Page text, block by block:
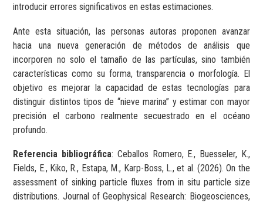
introducir errores significativos en estas estimaciones.
Ante esta situación, las personas autoras proponen avanzar
hacia una nueva generación de métodos de análisis que
incorporen no solo el tamaño de las partículas, sino también
características como su forma, transparencia o morfología. El
objetivo es mejorar la capacidad de estas tecnologías para
distinguir distintos tipos de “nieve marina” y estimar con mayor
precisión el carbono realmente secuestrado en el océano
profundo.
Referencia bibliográfica: Ceballos Romero, E., Buesseler, K.,
Fields, E., Kiko, R., Estapa, M., Karp-Boss, L., et al. (2026). On the
assessment of sinking particle fluxes from in situ particle size
distributions. Journal of Geophysical Research: Biogeosciences,